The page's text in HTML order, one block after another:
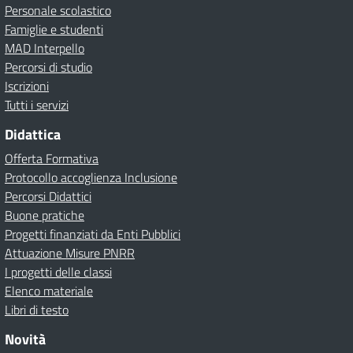
Personale scolastico
Famiglie e studenti
MAD Interpello
Percorsi di studio
Iscrizioni
Tutti i servizi
Didattica
Offerta Formativa
Protocollo accoglienza Inclusione
Percorsi Didattici
Buone pratiche
Progetti finanziati da Enti Pubblici
Attuazione Misure PNRR
I progetti delle classi
Elenco materiale
Libri di testo
Novità